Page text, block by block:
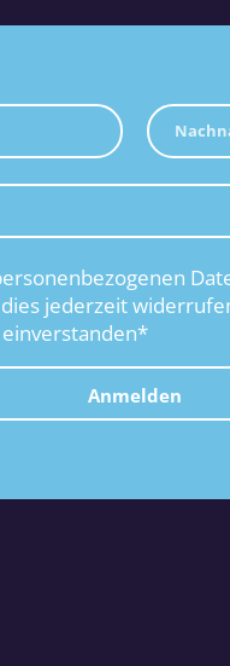
jederzeit
einverstanden*
Anmelden